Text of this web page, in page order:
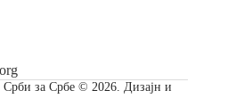
за Србе © 2026. Дизајн и